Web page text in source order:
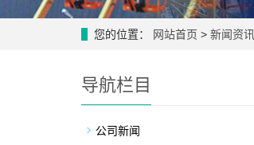
您的位置： 网站首页 > 新闻资讯
导航栏目
公司新闻